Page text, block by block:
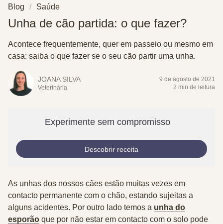
Blog Saúde
Unha de cão partida: o que fazer?
Acontece frequentemente, quer em passeio ou mesmo em
casa: saiba o que fazer se o seu cão partir uma unha.
JOANA SILVA
Veterinária
9 de agosto de 2021
2 min de leitura
Experimente sem compromisso
Descobrir receita
As unhas dos nossos cães estão muitas vezes em
contacto permanente com o chão, estando sujeitas a
alguns acidentes. Por outro lado temos a unha do
esporão que por não estar em contacto com o solo pode